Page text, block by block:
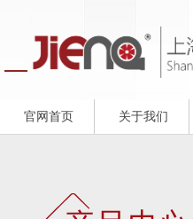
官网首页 关于我们